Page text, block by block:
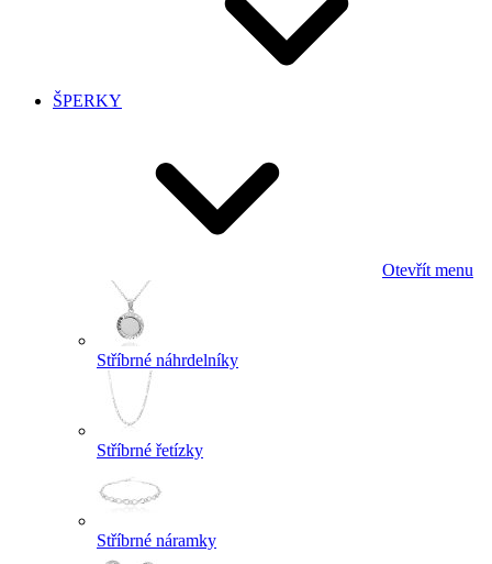
ŠPERKY
Otevřít menu
Stříbrné náhrdelníky
Stříbrné řetízky
Stříbrné náramky